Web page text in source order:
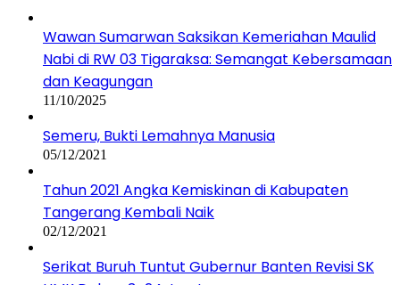
Wawan Sumarwan Saksikan Kemeriahan Maulid
Nabi di RW 03 Tigaraksa: Semangat Kebersamaan
dan Keagungan
11/10/2025
Semeru, Bukti Lemahnya Manusia
05/12/2021
Tahun 2021 Angka Kemiskinan di Kabupaten
Tangerang Kembali Naik
02/12/2021
Serikat Buruh Tuntut Gubernur Banten Revisi SK